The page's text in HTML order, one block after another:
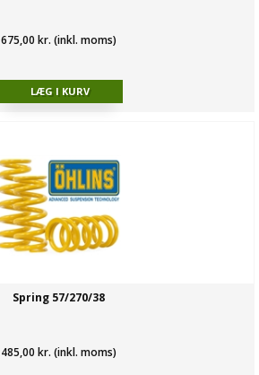
675,00 kr. (inkl. moms)
Spring 57/270/38
485,00 kr. (inkl. moms)